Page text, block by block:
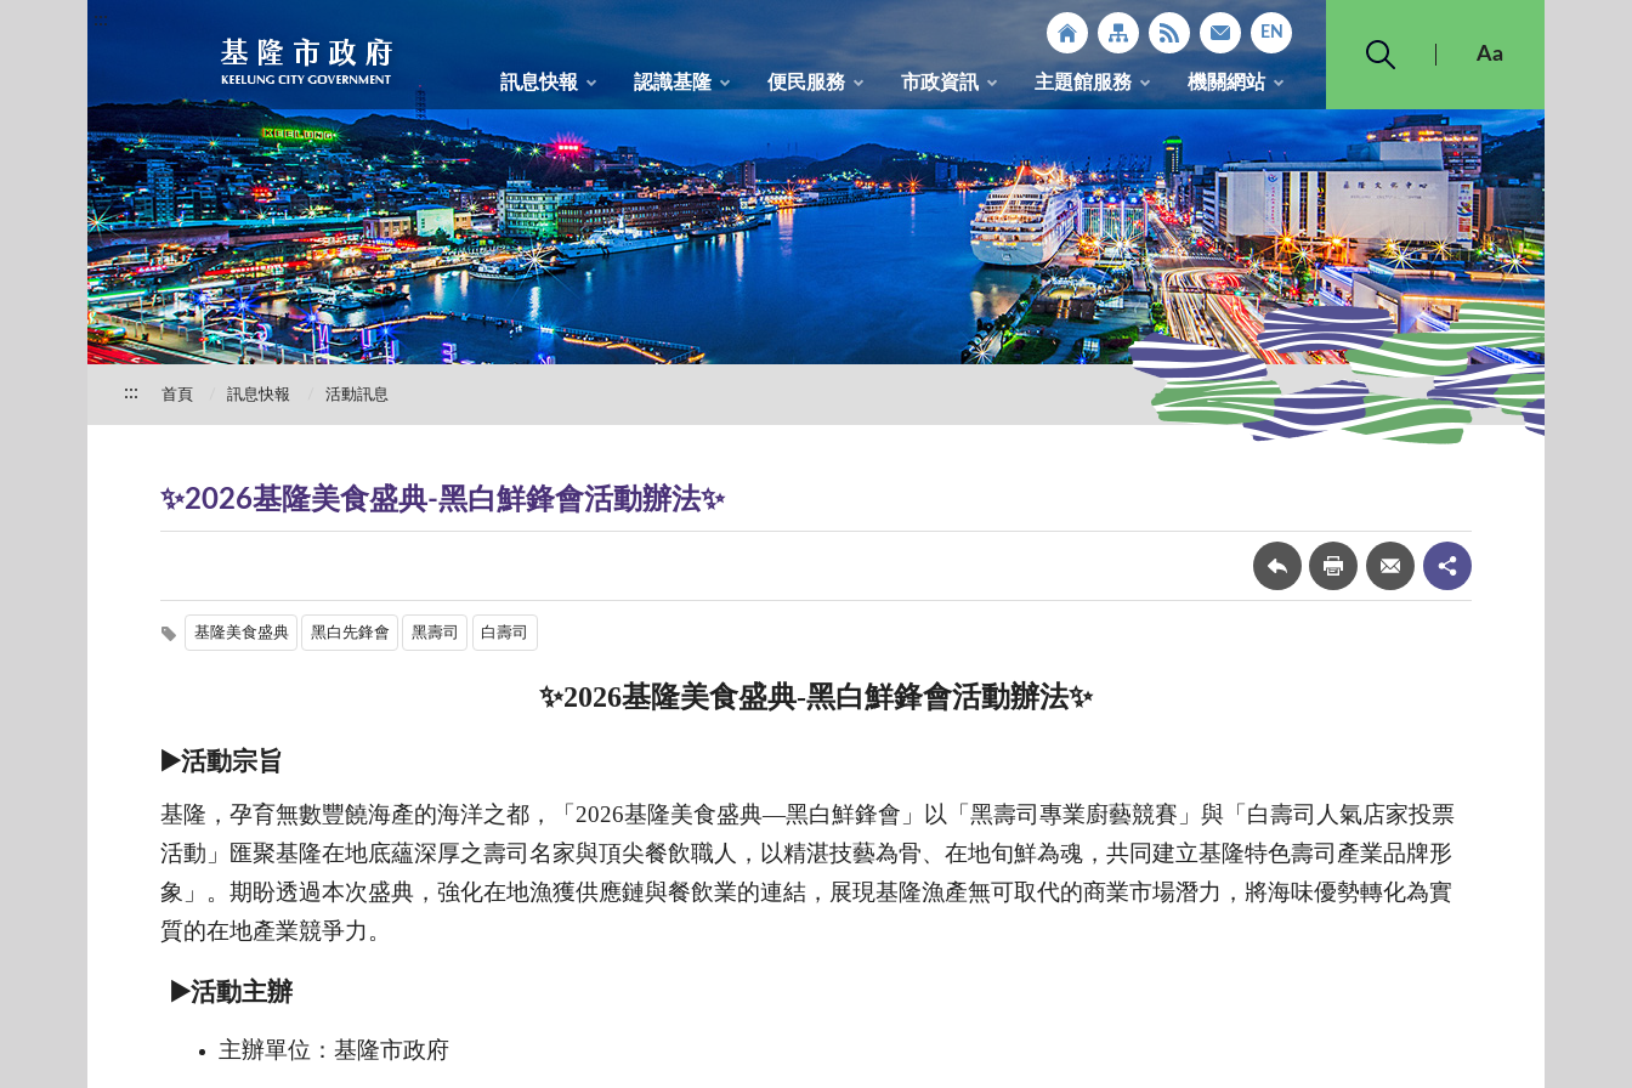
:::
訊息快報 認識基隆 便民服務 市政資訊 主題館服務 機關網站
::: 首頁 訊息快報 活動訊息
✨2026基隆美食盛典-黑白鮮鋒會活動辦法✨
基隆美食盛典 黑白先鋒會 黑壽司 白壽司
✨2026基隆美食盛典-黑白鮮鋒會活動辦法✨
▶️活動宗旨
基隆，孕育無數豐饒海產的海洋之都，「2026基隆美食盛典—黑白鮮鋒會」以「黑壽司專業廚藝競賽」與「白壽司人氣店家投票
活動」匯聚基隆在地底蘊深厚之壽司名家與頂尖餐飲職人，以精湛技藝為骨、在地旬鮮為魂，共同建立基隆特色壽司產業品牌形
象」。期盼透過本次盛典，強化在地漁獲供應鏈與餐飲業的連結，展現基隆漁產無可取代的商業市場潛力，將海味優勢轉化為實
質的在地產業競爭力。
▶️活動主辦
主辦單位：基隆市政府